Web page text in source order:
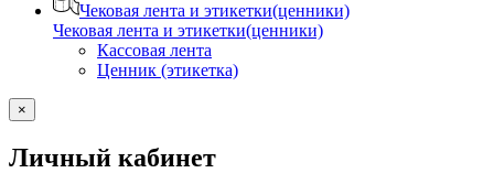
Чековая лента и этикетки(ценники)
Чековая лента и этикетки(ценники)
Кассовая лента
Ценник (этикетка)
×
Личный кабинет